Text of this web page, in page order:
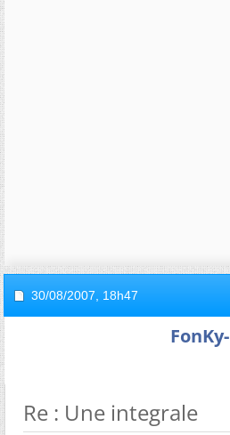
30/08/2007, 18h47
FonKy-
Re : Une integrale